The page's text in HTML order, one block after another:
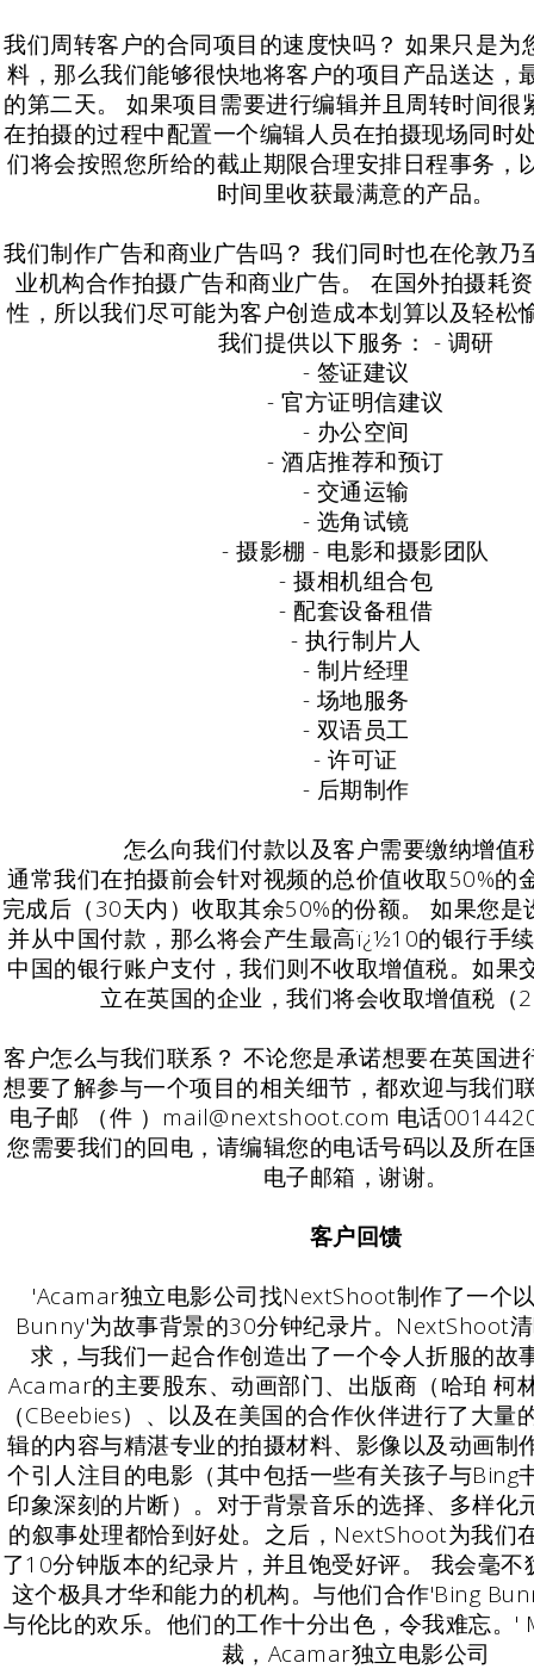
我们周转客户的合同项目的速度快吗？ 如果只是为
料，那么我们能够很快地将客户的项目产品送达，
的第二天。 如果项目需要进行编辑并且周转时间很
在拍摄的过程中配置一个编辑人员在拍摄现场同时
们将会按照您所给的截止期限合理安排日程事务，
时间里收获最满意的产品。
我们制作广告和商业广告吗？ 我们同时也在伦敦乃
业机构合作拍摄广告和商业广告。 在国外拍摄耗
性，所以我们尽可能为客户创造成本划算以及轻松
我们提供以下服务： - 调研
- 签证建议
- 官方证明信建议
- 办公空间
- 酒店推荐和预订
- 交通运输
- 选角试镜
- 摄影棚 - 电影和摄影团队
- 摄相机组合包
- 配套设备租借
- 执行制片人
- 制片经理
- 场地服务
- 双语员工
- 许可证
- 后期制作
怎么向我们付款以及客户需要缴纳增值
通常我们在拍摄前会针对视频的总价值收取50%的
完成后（30天内）收取其余50%的份额。 如果您是
并从中国付款，那么将会产生最高ï¿½10的银行手
中国的银行账户支付，我们则不收取增值税。如果
立在英国的企业，我们将会收取增值税（
客户怎么与我们联系？ 不论您是承诺想要在英国进
想要了解参与一个项目的相关细节，都欢迎与我们
电子邮 （件 ）mail@nextshoot.com 电话
您需要我们的回电，请编辑您的电话号码以及所在
电子邮箱，谢谢。
客户回馈
'Acamar独立电影公司找NextShoot制作了一个
Bunny'为故事背景的30分钟纪录片。NextShoot
求，与我们一起合作创造出了一个令人折服的故
Acamar的主要股东、动画部门、出版商（哈珀 柯
（CBeebies）、以及在美国的合作伙伴进行了大量
辑的内容与精湛专业的拍摄材料、影像以及动画制
个引人注目的电影（其中包括一些有关孩子与Bing
印象深刻的片断）。对于背景音乐的选择、多样化
的叙事处理都恰到好处。之后，NextShoot为我们
了10分钟版本的纪录片，并且饱受好评。 我会毫不
这个极具才华和能力的机构。与他们合作'Bing
与伦比的欢乐。他们的工作十分出色，令我难忘。'
裁，Acamar独立电影公司